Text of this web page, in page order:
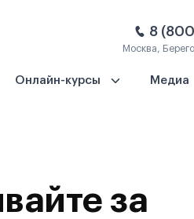
8
Москва,
Онлайн-курсы Медиа
за